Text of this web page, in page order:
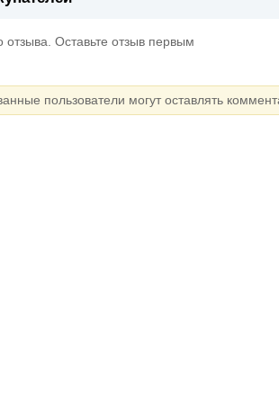
отзыва. Оставьте отзыв первым
пользователи могут оставлять